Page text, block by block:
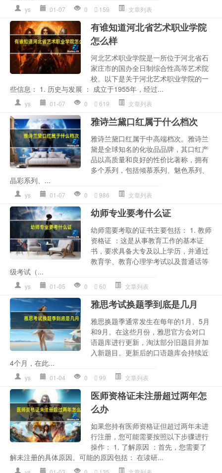
ys 01-07 0 159 文章列表
有谁知道河北省艺术职业学院
怎么样
河北艺术职业学院是一所位于河北省石
家庄市的国办全日制综合性高等艺术院
校。以下是关于河北艺术职业学院的一
些信息： 1. 历史与发展 ： 成立于1955年，经过...
ys 01-07 0 619 文章列表
雅诗兰黛口红属于什么档次
雅诗兰黛口红属于中高端档次。雅诗兰
黛是全球知名的化妆品品牌，其口红产
品以高质量和良好的性价比著称，拥有
多个系列，包括倾慕系列、魅色系列、
晶彩系列、...
ys 01-07 0 986 文章列表
幼师专业要考什么证
幼师需要考取的证书主要包括： 1. 教师
资格证 ：这是从事教育工作的基本证
书，要求具备大专及以上学历，并通过
教育学、教育心理学考试以及普通话等
级考试（...
ys 01-05 0 60 文章列表
雅思考试换题季到底是几月
雅思换题季通常发生在每年的1月、5月
和9月。在这些月份，雅思官方会对口
语题库进行更新，淘汰部分旧题目并加
入新题目。更新后的口语题库会持续近
4个月，在此...
ys 01-04 0 99 文章列表
医师资格证未注册超过两年怎
么办
如果您持有医师资格证但超过两年未进
行注册，您可能需要按照以下步骤进行
操作： 1. 了解原因 ：首先，您需要了
解未注册的具体原因。可能的原因包括： 在读研...